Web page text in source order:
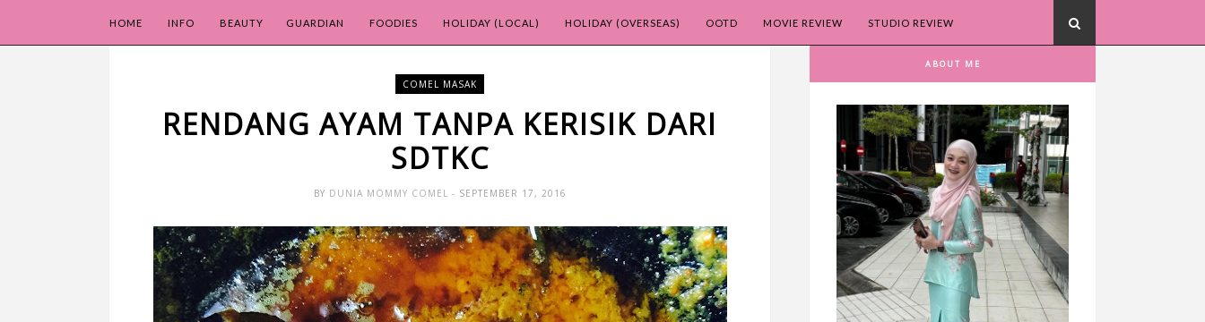
HOME INFO BEAUTY GUARDIAN FOODIES HOLIDAY (LOCAL) HOLIDAY (OVERSEAS) OOTD MOVIE REVIEW STUDIO REVIEW
COMEL MASAK
RENDANG AYAM TANPA KERISIK DARI
SDTKC
BY DUNIA MOMMY COMEL - SEPTEMBER 17, 2016
ABOUT ME